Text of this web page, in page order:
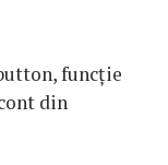
funcţie
din